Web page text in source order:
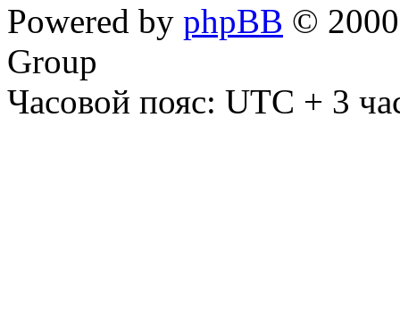
Powered by phpBB ©
Group
Часовой пояс: UTC + 3